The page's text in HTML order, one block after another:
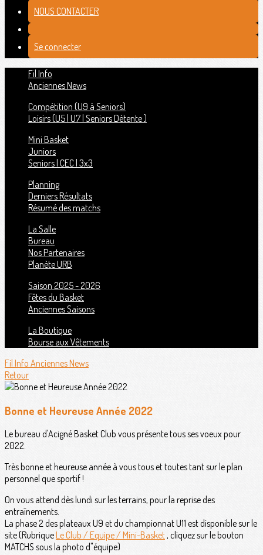
NOUS CONTACTER
Se connecter
Fil Info
Anciennes News
Compétition (U9 à Seniors)
Loisirs (U5 | U7 | Seniors Détente )
Mini Basket
Juniors
Seniors | CEC | 3x3
Planning
Derniers Résultats
Résumé des matchs
La Salle
Bureau
Nos Partenaires
Planète URB
Saison 2025 - 2026
Fêtes du Basket
Anciennes Saisons
La Boutique
Bourse aux Vêtements
Fil Info Anciennes News
Retour
Bonne et Heureuse Année 2022
Le bureau d'Acigné Basket Club vous présente tous ses voeux pour
2022.
Très bonne et heureuse année à vous tous et toutes tant sur le plan
personnel que sportif !
On vous attend dès lundi sur les terrains, pour la reprise des
entraînements.
La phase 2 des plateaux U9 et du championnat U11 est disponible sur le
site (RubriqueLe Club / Equipe / Mini-Basket, cliquez sur le bouton
MATCHS sous la photo d"équipe)